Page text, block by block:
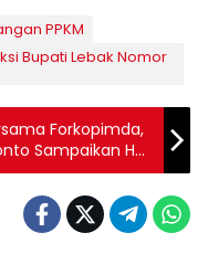
PPKM
Bupati Lebak Nomor
Forkopimda,
Sampaikan Hal